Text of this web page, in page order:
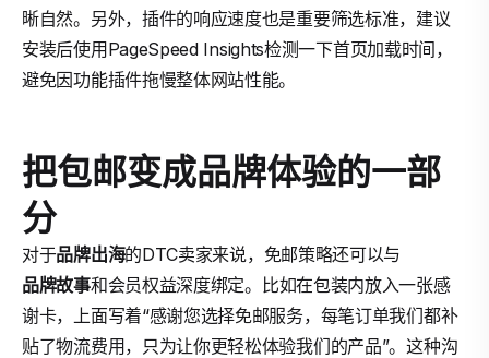
晰自然。另外，插件的响应速度也是重要筛选标准，建议
安装后使用PageSpeed Insights检测一下首页加载时间，
避免因功能插件拖慢整体网站性能。
把包邮变成品牌体验的一部
分
对于品牌出海的DTC卖家来说，免邮策略还可以与
品牌故事和会员权益深度绑定。比如在包装内放入一张感
谢卡，上面写着“感谢您选择免邮服务，每笔订单我们都补
贴了物流费用，只为让你更轻松体验我们的产品”。这种沟